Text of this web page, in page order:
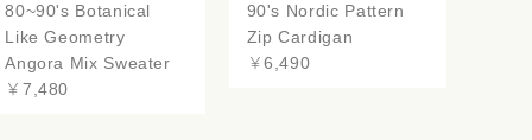
80~90's Botanical
Like Geometry
Angora Mix Sweater
￥7,480
90's Nordic Pattern
Zip Cardigan
￥6,490